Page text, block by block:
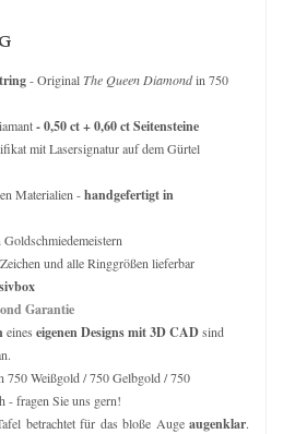
- OriginalThe Queen Diamondin 750
- 0,50 ct + 0,60 ct Seitensteine
mit Lasersignatur auf dem Gürtel
Materialien -handgefertigt in
und alle Ringgrößen lieferbar
Garantie
eines eigenen Designs mit 3D CADsind
750 Weißgold / 750 Gelbgold / 750
- fragen Sie uns gern!
betrachtet für das bloße Augeaugenklar.